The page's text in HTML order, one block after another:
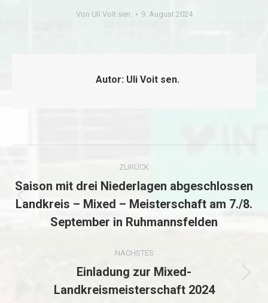
Von Uli Voit sen. 9. August 2024
Autor: Uli Voit sen.
Kommentarnavigation
ZURÜCK
Vorheriger
Beitrag:
Saison mit drei Niederlagen abgeschlossen
Landkreis – Mixed – Meisterschaft am 7./8.
September in Ruhmannsfelden
NÄCHSTES
Beitrag:
Einladung zur Mixed-
Landkreismeisterschaft 2024